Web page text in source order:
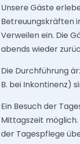
Unsere Gäste
Betreuungskräften
Verweilen ein. Die
abends wieder
Die Durchführung
B. bei Inkontinenz)
Ein Besuch der
Mittagszeit
der Tagespflege